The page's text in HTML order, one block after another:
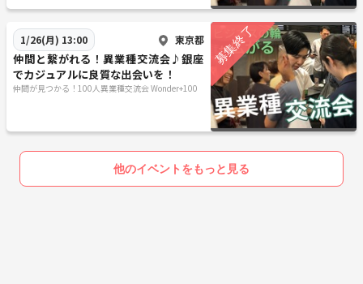
＜最寄り駅と出口＞
ＪＲ山手線 有楽町駅 日比谷口
地下鉄千代田線 日比谷駅 A11出口
地下鉄日比谷線 銀座駅 C1出口
＊東急プラザ銀座の裏手、帝国ホテルの方です
＜JR有楽町駅（地上）からのアクセス方法＞
1/26(月) 13:00 東京都
仲間と繋がれる！異業種交流会♪銀座
でカジュアルに良質な出会いを！
仲間が見つかる！100人異業種交流会 Wonder+100
他のイベントをもっと見る